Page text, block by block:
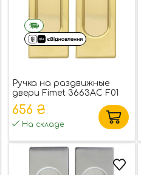
Ручка на раздвижные
двери Fimet 3663AC F01
полированная латунь
(комплект) (33286)
656 ₴
На складе